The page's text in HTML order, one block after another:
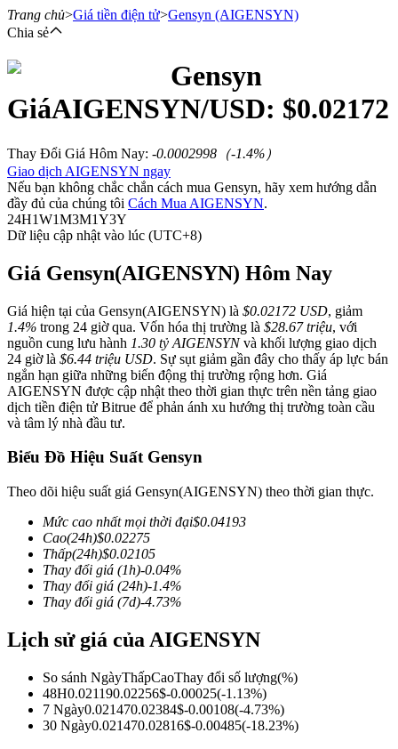
USDT Futures
TradFi
Phái sinh cổ phiếu, ngoại hối, kim loại quý và hàng hóa
Trang chủ>Giá tiền điện tử>Gensyn (AIGENSYN)
Chia sẻ
Gensyn
GiáAIGENSYN/USD: $0.02172
Thay Đổi Giá Hôm Nay: -0.0002998 （-1.4%）
Giao dịch AIGENSYN ngay
Nếu bạn không chắc chắn cách mua Gensyn, hãy xem hướng dẫn
đầy đủ của chúng tôi Cách Mua AIGENSYN.
24H1W1M3M1Y3Y
Dữ liệu cập nhật vào lúc (UTC+8)
Giá Gensyn(AIGENSYN) Hôm Nay
Giá hiện tại của Gensyn(AIGENSYN) là $0.02172 USD, giảm
1.4% trong 24 giờ qua. Vốn hóa thị trường là $28.67 triệu, với
nguồn cung lưu hành 1.30 tỷ AIGENSYNvà khối lượng giao dịch
24 giờ là $6.44 triệu USD. Sự sụt giảm gần đây cho thấy áp lực bán
ngắn hạn giữa những biến động thị trường rộng hơn. Giá
AIGENSYN được cập nhật theo thời gian thực trên nền tảng giao
dịch tiền điện tử Bitrue để phản ánh xu hướng thị trường toàn cầu
và tâm lý nhà đầu tư.
Biểu Đồ Hiệu Suất Gensyn
Theo dõi hiệu suất giá Gensyn(AIGENSYN) theo thời gian thực.
Mức cao nhất mọi thời đại$0.04193
Cao(24h)$0.02275
Thấp(24h)$0.02105
Thay đổi giá (1h)-0.04%
Thay đổi giá (24h)-1.4%
Thay đổi giá (7d)-4.73%
Lịch sử giá của AIGENSYN
So sánh NgàyThấpCaoThay đổi số lượng(%)
48H0.021190.02256$-0.00025(-1.13%)
7 Ngày0.021470.02384$-0.00108(-4.73%)
30 Ngày0.021470.02816$-0.00485(-18.23%)